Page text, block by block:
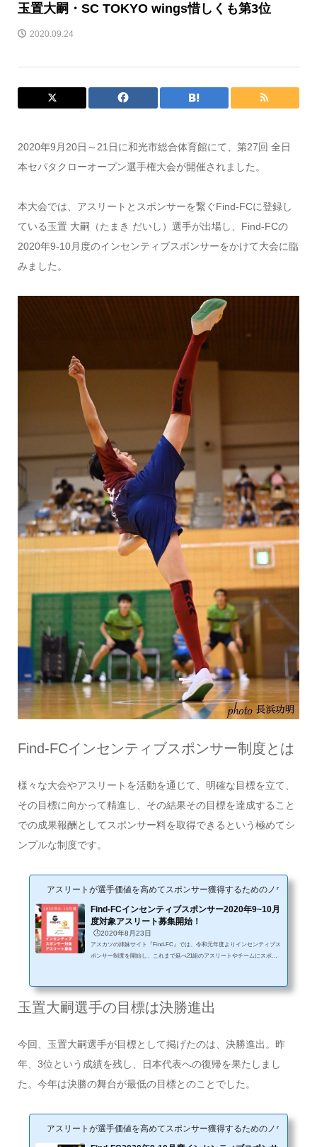
玉置大嗣・SC TOKYO wings惜しくも第3位
2020.09.24
2020年9月20日～21日に和光市総合体育館にて、第27回 全日
本セパタクローオープン選手権大会が開催されました。
本大会では、アスリートとスポンサーを繋ぐFind-FCに登録し
ている玉置 大嗣（たまき だいし）選手が出場し、Find-FCの
2020年9-10月度のインセンティブスポンサーをかけて大会に臨
みました。
Find-FCインセンティブスポンサー制度とは
様々な大会やアスリートを活動を通じて、明確な目標を立て、
その目標に向かって精進し、その結果その目標を達成すること
での成果報酬としてスポンサー料を取得できるという極めてシ
ンプルな制度です。
アスリートが選手価値を高めてスポンサー獲得するためのノウハウサ
Find-FCインセンティブスポンサー2020年9~10月
度対象アスリート募集開始！
🕒️2020年8月23日
アスカツの姉妹サイト『Find-FC』では、令和元年度よりインセンティブス
ポンサー制度を開始し、これまで延べ21組のアスリートやチームにスポン
ルな制度です。コロナ禍がいまだに続く中ですが、徐々に大会なども行わ
れだし、競技活動の制限も解かれだしております。この度、2020年9月~10
玉置大嗣選手の目標は決勝進出
今回、玉置大嗣選手が目標として掲げたのは、決勝進出。昨
年、3位という成績を残し、日本代表への復帰を果たしまし
た。今年は決勝の舞台が最低の目標とのことでした。
アスリートが選手価値を高めてスポンサー獲得するためのノウハウサ